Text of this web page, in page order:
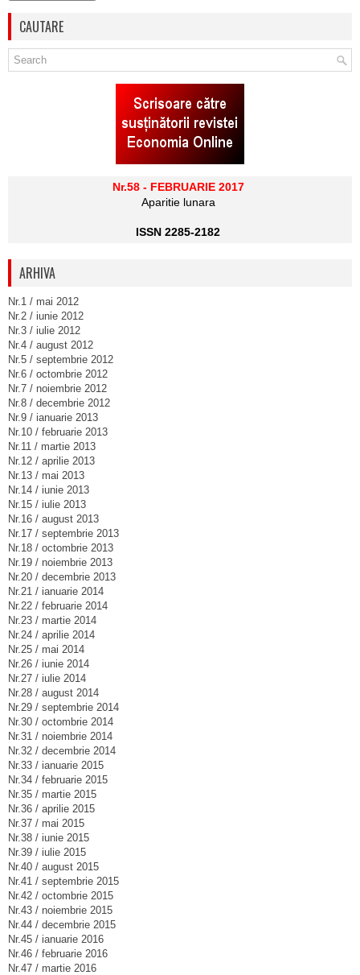
CAUTARE
Nr.58 - FEBRUARIE 2017
Aparitie lunara
ISSN 2285-2182
ARHIVA
Nr.1 / mai 2012
Nr.2 / iunie 2012
Nr.3 / iulie 2012
Nr.4 / august 2012
Nr.5 / septembrie 2012
Nr.6 / octombrie 2012
Nr.7 / noiembrie 2012
Nr.8 / decembrie 2012
Nr.9 / ianuarie 2013
Nr.10 / februarie 2013
Nr.11 / martie 2013
Nr.12 / aprilie 2013
Nr.13 / mai 2013
Nr.14 / iunie 2013
Nr.15 / iulie 2013
Nr.16 / august 2013
Nr.17 / septembrie 2013
Nr.18 / octombrie 2013
Nr.19 / noiembrie 2013
Nr.20 / decembrie 2013
Nr.21 / ianuarie 2014
Nr.22 / februarie 2014
Nr.23 / martie 2014
Nr.24 / aprilie 2014
Nr.25 / mai 2014
Nr.26 / iunie 2014
Nr.27 / iulie 2014
Nr.28 / august 2014
Nr.29 / septembrie 2014
Nr.30 / octombrie 2014
Nr.31 / noiembrie 2014
Nr.32 / decembrie 2014
Nr.33 / ianuarie 2015
Nr.34 / februarie 2015
Nr.35 / martie 2015
Nr.36 / aprilie 2015
Nr.37 / mai 2015
Nr.38 / iunie 2015
Nr.39 / iulie 2015
Nr.40 / august 2015
Nr.41 / septembrie 2015
Nr.42 / octombrie 2015
Nr.43 / noiembrie 2015
Nr.44 / decembrie 2015
Nr.45 / ianuarie 2016
Nr.46 / februarie 2016
Nr.47 / martie 2016